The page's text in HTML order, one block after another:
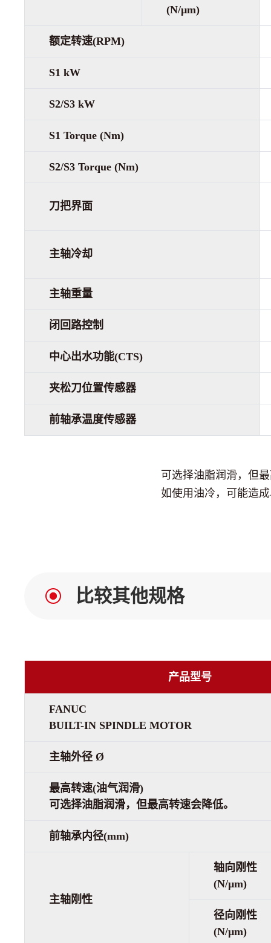
(N/µm)
额定转速(RPM)
S1 kW
S2/S3 kW
S1 Torque (Nm)
S2/S3 Torque (Nm)
刀把界面
主轴冷却
主轴重量
闭回路控制
中心出水功能(CTS)
夹松刀位置传感器
前轴承温度传感器
可选择油脂润滑，但
如使用油冷，可能造
比较其他规格
产品型号
FANUC
BUILT-IN SPINDLE MOTOR
主轴外径 Ø
最高转速(油气润滑)
可选择油脂润滑，但最高转速会降低。
前轴承内径(mm)
主轴刚性
轴向刚性
(N/µm)
径向刚性
(N/µm)